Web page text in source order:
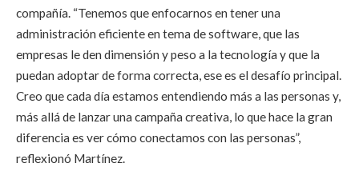
compañía. “Tenemos que enfocarnos en tener una
administración eficiente en tema de software, que las
empresas le den dimensión y peso a la tecnología y que la
puedan adoptar de forma correcta, ese es el desafío principal.
Creo que cada día estamos entendiendo más a las personas y,
más allá de lanzar una campaña creativa, lo que hace la gran
diferencia es ver cómo conectamos con las personas”,
reflexionó Martínez.